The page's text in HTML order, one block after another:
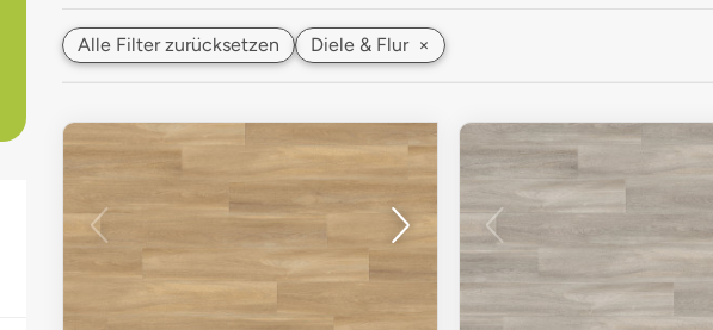
selected
search
Touch
devices
use
touch
Alle Filter zurücksetzen Diele & Flur ×